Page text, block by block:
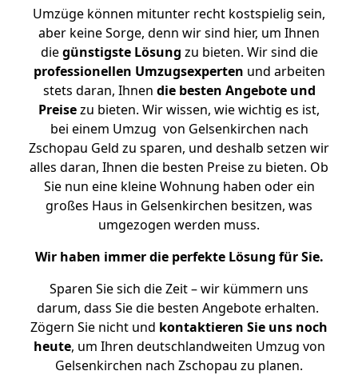
Umzüge können mitunter recht kostspielig sein,
aber keine Sorge, denn wir sind hier, um Ihnen
diegünstigste Lösung zu bieten. Wir sind die
professionellen Umzugsexperten und arbeiten
stets daran, Ihnen die besten Angebote und
Preisezu bieten. Wir wissen, wie wichtig es ist,
bei einem Umzug von Gelsenkirchen nach
Zschopau Geld zu sparen, und deshalb setzen wir
alles daran, Ihnen die besten Preise zu bieten. Ob
Sie nun eine kleine Wohnung haben oder ein
großes Haus in Gelsenkirchen besitzen, was
umgezogen werden muss.
Wir haben immer die perfekte Lösung für Sie.
Sparen Sie sich die Zeit – wir kümmern uns
darum, dass Sie die besten Angebote erhalten.
Zögern Sie nicht und kontaktieren Sie uns noch
heute, um Ihren deutschlandweiten Umzug von
Gelsenkirchen nach Zschopau zu planen.